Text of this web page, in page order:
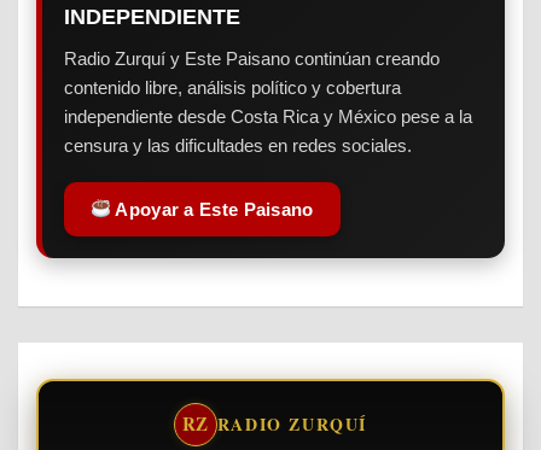
INDEPENDIENTE
Radio Zurquí y Este Paisano continúan creando
contenido libre, análisis político y cobertura
independiente desde Costa Rica y México pese a la
censura y las dificultades en redes sociales.
Apoyar a Este Paisano
RZ RADIO ZURQUÍ